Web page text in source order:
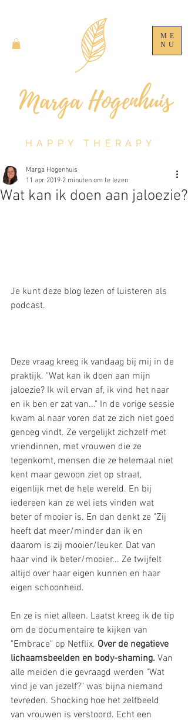
ME
NU
HAPPY THERAPY
Wat kan ik doen aan jaloezie?
Marga Hogenhuis
11 apr 2019 2 minuten om te lezen
Je kunt deze blog lezen of luisteren als
podcast.
Deze vraag kreeg ik vandaag bij mij in de
praktijk. "Wat kan ik doen aan mijn
jaloezie? Ik wil ervan af, ik vind het naar
en ik ben er zat van..." In de vorige sessie
kwam al naar voren dat ze zich niet goed
genoeg vindt. Ze vergelijkt zichzelf met
vriendinnen, met vrouwen die ze
tegenkomt, mensen die ze helemaal niet
kent maar gewoon ziet op straat,
eigenlijk met de hele wereld. En bij
iedereen kan ze wel iets vinden wat
beter of mooier is. En dan denkt ze "Zij
heeft dat meer/minder dan ik en
daarom is zij mooier/leuker. Dat van
haar vind ik beter/mooier... Ze twijfelt
altijd over haar eigen kunnen en haar
eigen schoonheid.
En ze is niet alleen. Laatst kreeg ik de tip
om de documentaire te kijken van
"Embrace" op Netflix. Over de negatieve
lichaamsbeelden en body-shaming. Van
alle meiden die gevraagd werden "Wat
vind je van jezelf?" was bijna niemand
tevreden. Shocking hoe het zelfbeeld
van vrouwen is verstoord. Echt een